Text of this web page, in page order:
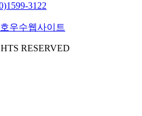
1599-3122
RESERVED